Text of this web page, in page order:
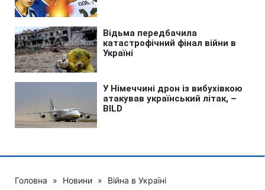
Головна » Новини » Війна в Україні